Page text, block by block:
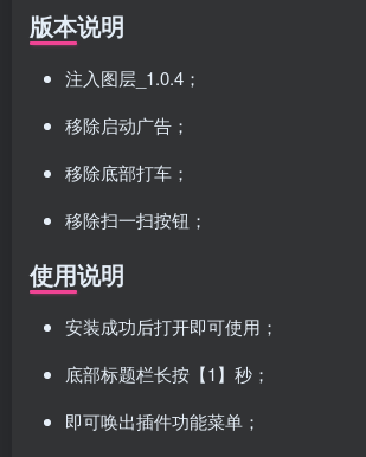
版本说明
注入图层_1.0.4；
移除启动广告；
移除底部打车；
移除扫一扫按钮；
使用说明
安装成功后打开即可使用；
底部标题栏长按【1】秒；
即可唤出插件功能菜单；